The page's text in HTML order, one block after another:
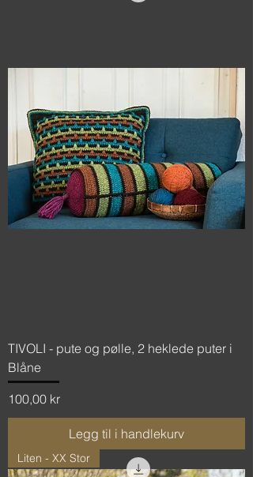
TIVOLI - pute og pølle, 2 heklede puter i
Blåne
Pris
100,00 kr
Legg til i handlekurv
Liten - XX Stor